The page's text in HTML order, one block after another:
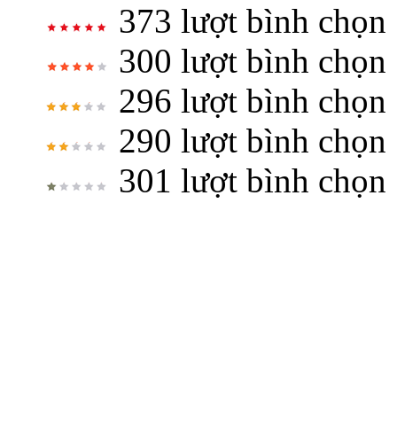
373 lượt bình chọn
300 lượt bình chọn
296 lượt bình chọn
290 lượt bình chọn
301 lượt bình chọn